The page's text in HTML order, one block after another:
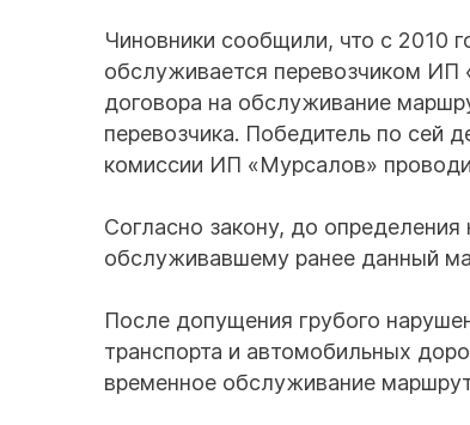
Чиновники сообщили, что с 2010
обслуживается перевозчиком ИП
договора на обслуживание
перевозчика. Победитель по сей
комиссии ИП «Мурсалов»
Согласно закону, до
обслуживавшему ранее данный
После допущения грубого
транспорта и автомобильных
временное обслуживание